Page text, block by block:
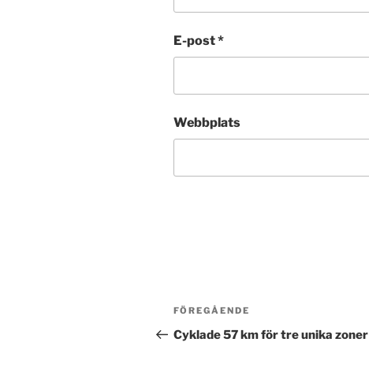
E-post*
Webbplats
Post
navigation
Föregående
inlägg
FÖREGÅENDE
Cyklade 57 km för tre unika zoner